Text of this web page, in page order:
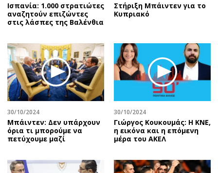
Ισπανία: 1.000 στρατιώτες
αναζητούν επιζώντες
στις λάσπες της Βαλένθια
Στήριξη Μπάιντεν για το
Κυπριακό
30/10/2024
Μπάιντεν: Δεν υπάρχουν
όρια τι μπορούμε να
πετύχουμε μαζί
30/10/2024
Γιώργος Κουκουμάς: Η ΚΝΕ,
η εικόνα και η επόμενη
μέρα του ΑΚΕΛ